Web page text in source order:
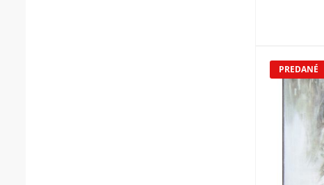
PREDANÉ